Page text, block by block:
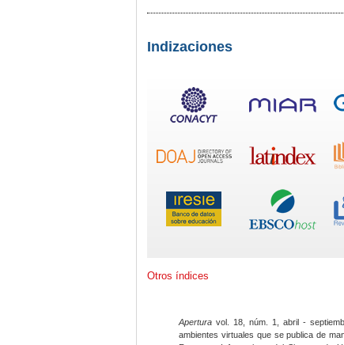
Indizaciones
Otros índices
Apertura vol. 18, núm. 1, abril -
ambientes virtuales que se publica de